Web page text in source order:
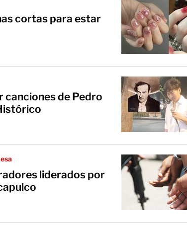
cortas para estar
canciones de Pedro
liderados por